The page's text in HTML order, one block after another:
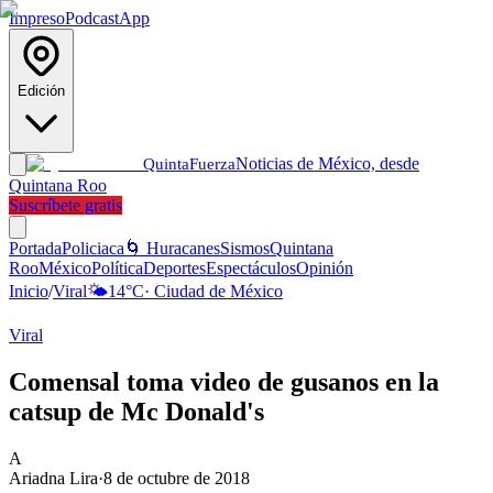
ImpresoPodcastApp
Edición
QuintaFuerzaNoticias de México, desde
Quintana Roo
Suscríbete gratis
PortadaPoliciaca 🌀 HuracanesSismosQuintana
RooMéxicoPolíticaDeportesEspectáculosOpinión
Inicio/Viral🌤️14°C· Ciudad de México
Viral
Comensal toma video de gusanos en la
catsup de Mc Donald's
A
Ariadna Lira·8 de octubre de 2018